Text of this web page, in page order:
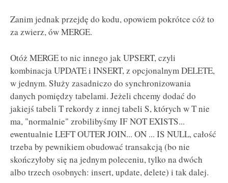
Zanim jednak przejdę do kodu, opowiem pokrótce cóż to
za zwierz, ów MERGE.
Otóż MERGE to nic innego jak UPSERT, czyli
kombinacja UPDATE i INSERT, z opcjonalnym DELETE,
w jednym. Służy zasadniczo do synchronizowania
danych pomiędzy tabelami. Jeżeli chcemy dodać do
jakiejś tabeli T rekordy z innej tabeli S, których w T nie
ma, "normalnie" zrobilibyśmy IF NOT EXISTS...
ewentualnie LEFT OUTER JOIN... ON ... IS NULL, całość
trzeba by pewnikiem obudować transakcją (bo nie
skończyłoby się na jednym poleceniu, tylko na dwóch
albo trzech osobnych: insert, update, delete) i tak dalej.